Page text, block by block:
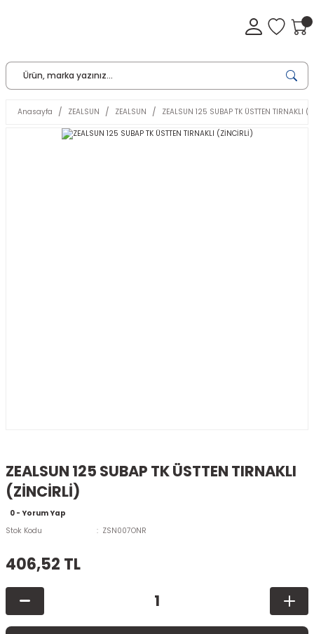
Anasayfa ZEALSUN ZEALSUN ZEALSUN 125 SUBAP TK ÜSTTEN TIRNAKLI
ZEALSUN 125 SUBAP TK ÜSTTEN TIRNAKLI
(ZİNCİRLİ)
0 - Yorum Yap
Stok Kodu
ZSN007ONR
406,52 TL